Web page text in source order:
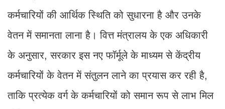
कर्मचारियों की आर्थिक स्थिति को सुधारना है और उनके
वेतन में समानता लाना है। वित्त मंत्रालय के एक अधिकारी
के अनुसार, सरकार इस नए फॉर्मूले के माध्यम से केंद्रीय
कर्मचारियों के वेतन में संतुलन लाने का प्रयास कर रही है,
ताकि प्रत्येक वर्ग के कर्मचारियों को समान रूप से लाभ मिल